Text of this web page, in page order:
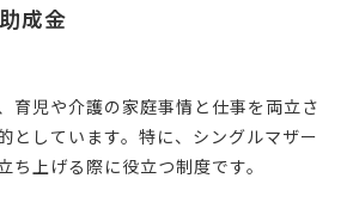
成金
育児や介護の家庭事情と仕事を両立さ
としています。特に、シングルマザー
ち上げる際に役立つ制度です。